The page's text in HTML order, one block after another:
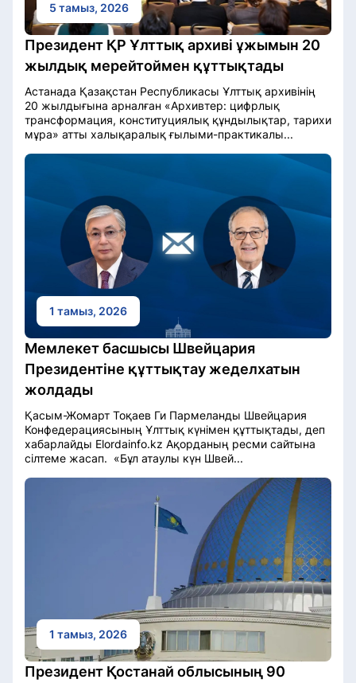
5 тамыз, 2026
Президент ҚР Ұлттық архиві ұжымын 20
жылдық мерейтоймен құттықтады
Астанада Қазақстан Республикасы Ұлттық архивінің
20 жылдығына арналған «Архивтер: цифрлық
трансформация, конституциялық құндылықтар, тарихи
мұра» атты халықаралық ғылыми-практикалы...
1 тамыз, 2026
Мемлекет басшысы Швейцария
Президентіне құттықтау жеделхатын
жолдады
Қасым-Жомарт Тоқаев Ги Пармеланды Швейцария
Конфедерациясының Ұлттық күнімен құттықтады, деп
хабарлайды Elordainfo.kz Ақорданың ресми сайтына
сілтеме жасап. «Бұл атаулы күн Швей...
1 тамыз, 2026
Президент Қостанай облысының 90